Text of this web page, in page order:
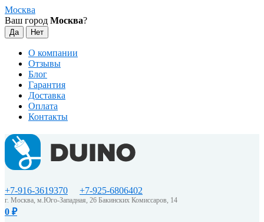
Москва
Ваш город Москва?
О компании
Отзывы
Блог
Гарантия
Доставка
Оплата
Контакты
+7-916-3619370 +7-925-6806402
г. Москва, м.Юго-Западная, 26 Бакинских Комиссаров, 14
0 ₽